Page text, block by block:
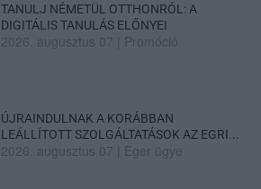
TANULJ NÉMETÜL OTTHONRÓL: A
DIGITÁLIS TANULÁS ELŐNYEI
2026. augusztus 07 Promóció
ÚJRAINDULNAK A KORÁBBAN
LEÁLLÍTOTT SZOLGÁLTATÁSOK AZ EGRI...
2026. augusztus 07 Eger ügye